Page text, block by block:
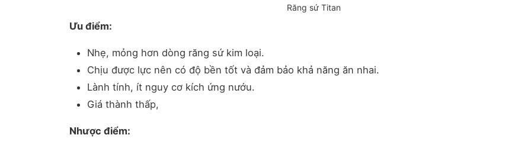
Răng sứ Titan
Ưu điểm:
Nhẹ, mỏng hơn dòng răng sứ kim loại.
Chịu được lực nên có độ bền tốt và đảm bảo khả năng ăn nhai.
Lành tính, ít nguy cơ kích ứng nướu.
Giá thành thấp,
Nhược điểm: